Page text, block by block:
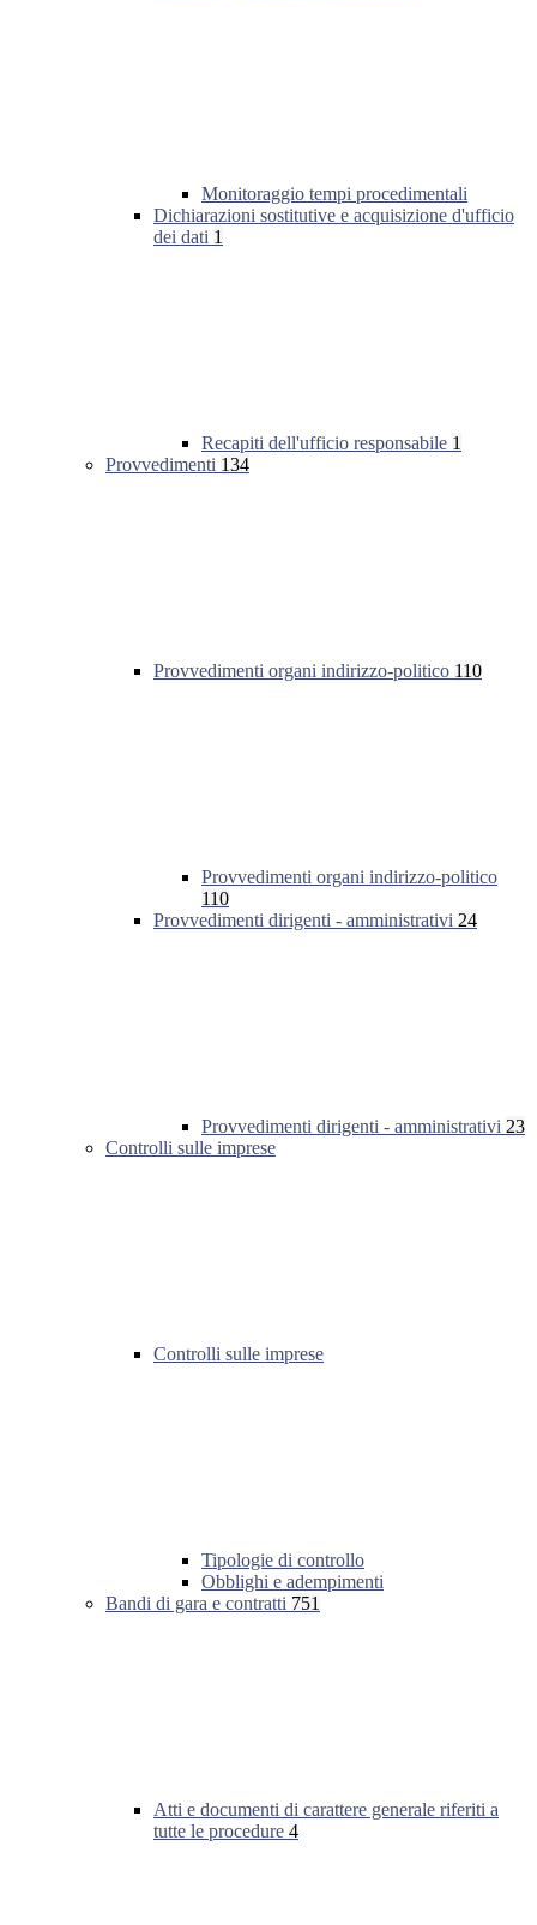
Monitoraggio tempi procedimentali
Dichiarazioni sostitutive e acquisizione d'ufficio
dei dati 1
Recapiti dell'ufficio responsabile 1
Provvedimenti 134
Provvedimenti organi indirizzo-politico 110
Provvedimenti organi indirizzo-politico
110
Provvedimenti dirigenti - amministrativi 24
Provvedimenti dirigenti - amministrativi 23
Controlli sulle imprese
Controlli sulle imprese
Tipologie di controllo
Obblighi e adempimenti
Bandi di gara e contratti 751
Atti e documenti di carattere generale riferiti a
tutte le procedure 4